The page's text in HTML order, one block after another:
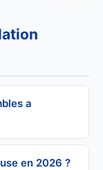
a
en 2026 ?